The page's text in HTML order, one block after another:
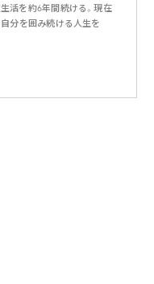
活を約6年間続ける。現在
分を囲み続ける人生を